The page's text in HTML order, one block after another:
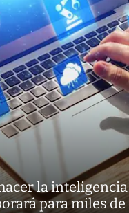
la inteligencia
para miles de